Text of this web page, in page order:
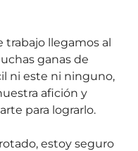
trabajo llegamos al
ganas de
ni este ni ninguno,
afición y
para lograrlo.
estoy seguro